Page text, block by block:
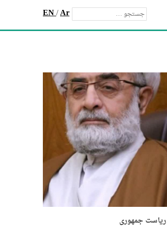
EN/Ar
ریاست جمهوری